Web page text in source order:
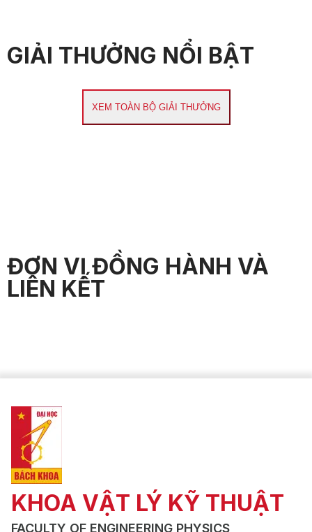
GIẢI THƯỞNG NỔI BẬT
XEM TOÀN BỘ GIẢI THƯỞNG
ĐƠN VỊ ĐỒNG HÀNH VÀ
LIÊN KẾT
KHOA VẬT LÝ KỸ THUẬT
FACULTY OF ENGINEERING PHYSICS